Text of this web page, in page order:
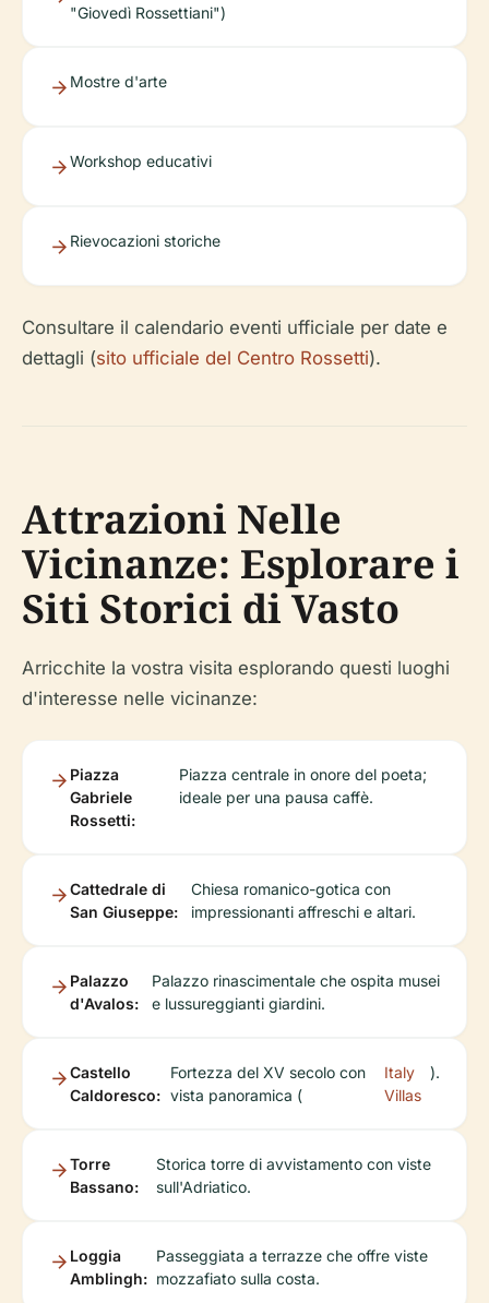
"Giovedì Rossettiani")
Mostre d'arte
Workshop educativi
Rievocazioni storiche
Consultare il calendario eventi ufficiale per date e
dettagli (sito ufficiale del Centro Rossetti).
Attrazioni Nelle
Vicinanze: Esplorare i
Siti Storici di Vasto
Arricchite la vostra visita esplorando questi luoghi
d'interesse nelle vicinanze:
Piazza
Gabriele
Rossetti:
Piazza centrale in onore del poeta;
ideale per una pausa caffè.
Cattedrale di
San Giuseppe:
Chiesa romanico-gotica con
impressionanti affreschi e altari.
Palazzo
d'Avalos:
Palazzo rinascimentale che ospita musei
e lussureggianti giardini.
Castello
Caldoresco:
Fortezza del XV secolo con
vista panoramica (
Italy
Villas
).
Torre
Bassano:
Storica torre di avvistamento con viste
sull'Adriatico.
Loggia
Amblingh:
Passeggiata a terrazze che offre viste
mozzafiato sulla costa.